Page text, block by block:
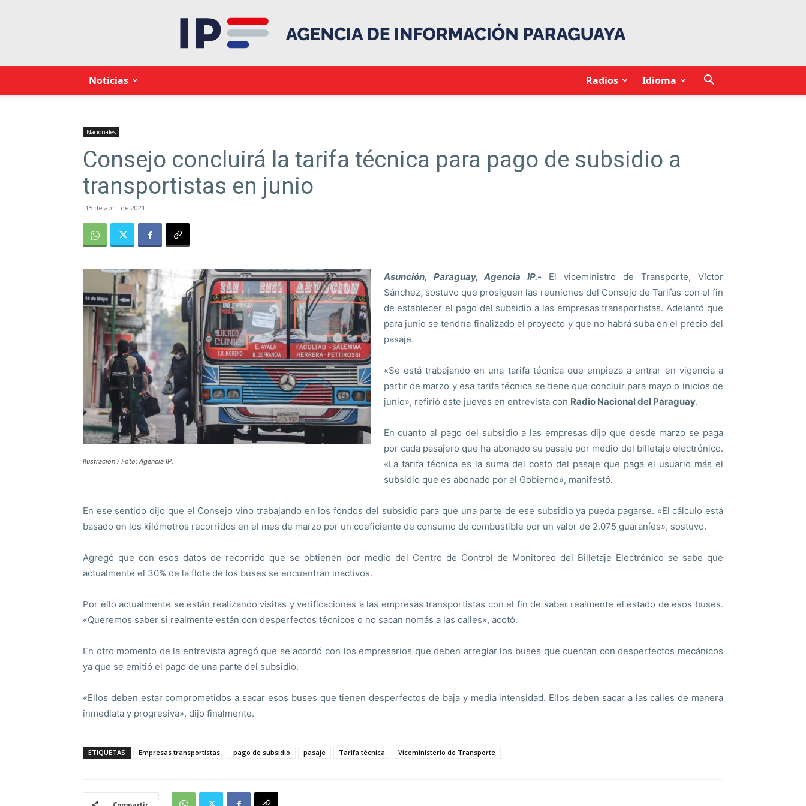
Noticias Idioma
Radios
Nacionales
Consejo concluirá la tarifa técnica para pago de subsidio a
transportistas en junio
15 de abril de 2021
Ilustración / Foto: Agencia IP.
Asunción, Paraguay, Agencia IP.- El viceministro de Transporte, Víctor
Sánchez, sostuvo que prosiguen las reuniones del Consejo de Tarifas con el fin
de establecer el pago del subsidio a las empresas transportistas. Adelantó que
para junio se tendría finalizado el proyecto y que no habrá suba en el precio del
pasaje.
«Se está trabajando en una tarifa técnica que empieza a entrar en vigencia a
partir de marzo y esa tarifa técnica se tiene que concluir para mayo o inicios de
junio», refirió este jueves en entrevista con Radio Nacional del Paraguay.
En cuanto al pago del subsidio a las empresas dijo que desde marzo se paga
por cada pasajero que ha abonado su pasaje por medio del billetaje electrónico.
«La tarifa técnica es la suma del costo del pasaje que paga el usuario más el
subsidio que es abonado por el Gobierno», manifestó.
En ese sentido dijo que el Consejo vino trabajando en los fondos del subsidio para que una parte de ese subsidio ya pueda pagarse. «El cálculo está
basado en los kilómetros recorridos en el mes de marzo por un coeficiente de consumo de combustible por un valor de 2.075 guaraníes», sostuvo.
Agregó que con esos datos de recorrido que se obtienen por medio del Centro de Control de Monitoreo del Billetaje Electrónico se sabe que
actualmente el 30% de la flota de los buses se encuentran inactivos.
Por ello actualmente se están realizando visitas y verificaciones a las empresas transportistas con el fin de saber realmente el estado de esos buses.
«Queremos saber si realmente están con desperfectos técnicos o no sacan nomás a las calles», acotó.
En otro momento de la entrevista agregó que se acordó con los empresarios que deben arreglar los buses que cuentan con desperfectos mecánicos
ya que se emitió el pago de una parte del subsidio.
«Ellos deben estar comprometidos a sacar esos buses que tienen desperfectos de baja y media intensidad. Ellos deben sacar a las calles de manera
inmediata y progresiva», dijo finalmente.
ETIQUETAS Empresas transportistas pago de subsidio pasaje Tarifa técnica Viceministerio de Transporte